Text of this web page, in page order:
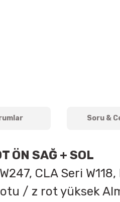
Soru &
ÖN SAĞ + SOL
W247, CLA Seri
/ z rot yüksek